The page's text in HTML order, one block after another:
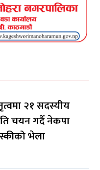
२१ सदस्यीय
चयन गर्दै नेकपा
भेला